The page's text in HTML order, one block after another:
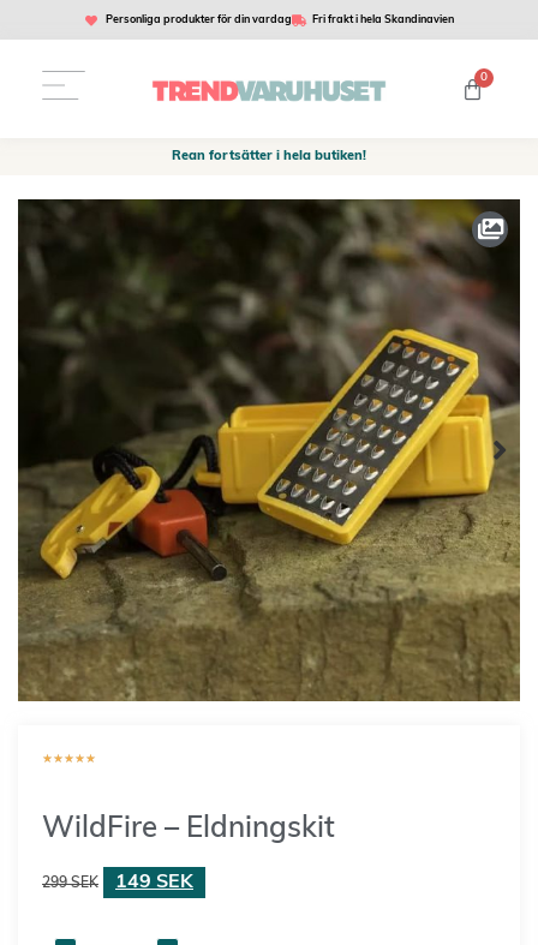
Personliga produkter för din vardag Fri frakt i hela Skandinavien
0
Rean fortsätter i hela butiken!
★★★★★
WildFire – Eldningskit
299SEK 149 SEK